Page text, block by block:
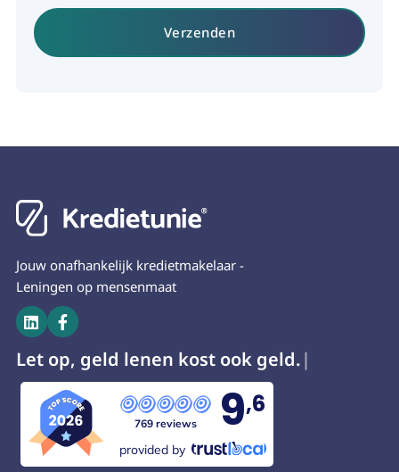
Jouw onafhankelijk kredietmakelaar -
Leningen op mensenmaat
 
Let op, geld lenen kost ook g
769 reviews 9,6
provided by